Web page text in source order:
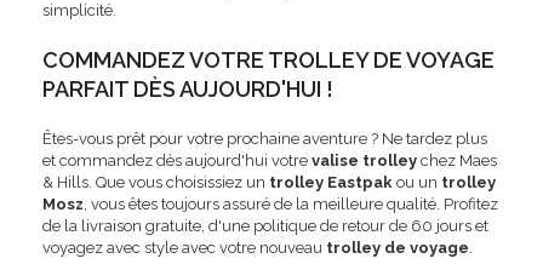
simplicité.
COMMANDEZ VOTRE TROLLEY DE VOYAGE
PARFAIT DÈS AUJOURD'HUI !
Êtes-vous prêt pour votre prochaine aventure ? Ne tardez plus
et commandez dès aujourd'hui votre valise trolley chez Maes
& Hills. Que vous choisissiez un trolley Eastpak ou un trolley
Mosz, vous êtes toujours assuré de la meilleure qualité. Profitez
de la livraison gratuite, d'une politique de retour de 60 jours et
voyagez avec style avec votre nouveau trolley de voyage.